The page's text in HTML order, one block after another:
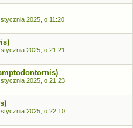
2025, o 11:20
stycznia 2025, o 21:21
stycznia 2025, o 21:23
stycznia 2025, o 22:10